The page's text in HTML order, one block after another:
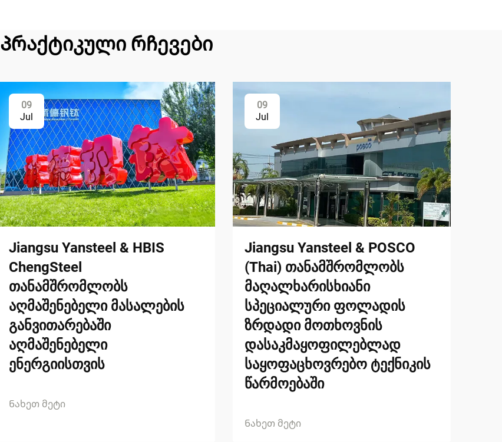
Პრაქტიკული რჩევები
09
Jul
Jiangsu Yansteel & HBIS
ChengSteel
თანამშრომლობს
აღმაშენებელი მასალების
განვითარებაში
აღმაშენებელი
ენერგიისთვის
Ნახეთ მეტი
09
Jul
Jiangsu Yansteel & POSCO
(Thai) თანამშრომლობს
მაღალხარისხიანი
სპეციალური ფოლადის
ზრდადი მოთხოვნის
დასაკმაყოფილებლად
საყოფაცხოვრებო ტექნიკის
წარმოებაში
Ნახეთ მეტი